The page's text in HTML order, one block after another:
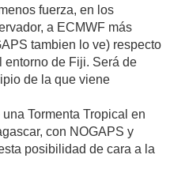
fuerza, en los
a ECMWF más
tambien lo ve) respecto
entorno de Fiji. Será de
de la que viene
Tormenta Tropical en
con NOGAPS y
posibilidad de cara a la